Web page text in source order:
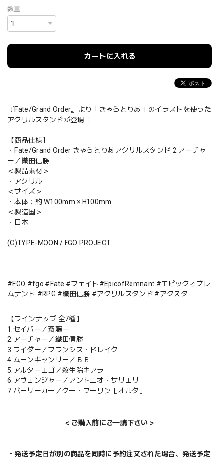
数量
カートに入れる
『Fate/Grand Order』より「きゃらとりあ」のイラストを使った
アクリルスタンドが登場！
【商品仕様】
・Fate/Grand Order きゃらとりあアクリルスタンド 2.アーチャ
ー／織田信勝
＜製品素材＞
・アクリル
＜サイズ＞
・本体：約 W100mm × H100mm
＜製造国＞
・日本
(C)TYPE-MOON / FGO PROJECT
#FGO #fgo #Fate #フェイト#EpicofRemnant #エピックオブレ
ムナント #RPG #織田信勝 #アクリルスタンド #アクスタ
【ラインナップ 全7種】
1.セイバー／斎藤一
2.アーチャー／織田信勝
3.ライダー／フランシス・ドレイク
4.ムーンキャンサー／ＢＢ
5.アルターエゴ／殺生院キアラ
6.アヴェンジャー／アントニオ・サリエリ
7.バーサーカー／クー・フーリン［オルタ］
＜ご購入前にご一読下さい＞
・発送予定日が別の商品を同時に予約注文された場合、発送予定